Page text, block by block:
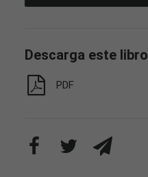
Descarga este
PDF